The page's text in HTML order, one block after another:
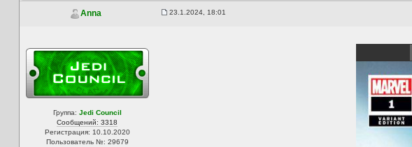
Anna 23.1.2024, 18:01
Группа: Jedi Council
Сообщений: 3318
Регистрация: 10.10.2020
Пользователь №: 29679